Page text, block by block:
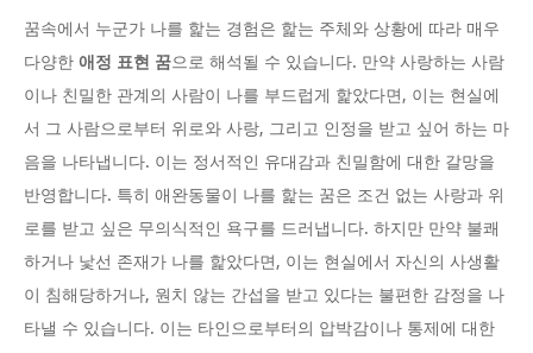
꿈속에서 누군가 나를 핥는 경험은 핥는 주체와 상황에 따라 매우
다양한 애정 표현 꿈으로 해석될 수 있습니다. 만약 사랑하는 사람
이나 친밀한 관계의 사람이 나를 부드럽게 핥았다면, 이는 현실에
서 그 사람으로부터 위로와 사랑, 그리고 인정을 받고 싶어 하는 마
음을 나타냅니다. 이는 정서적인 유대감과 친밀함에 대한 갈망을
반영합니다. 특히 애완동물이 나를 핥는 꿈은 조건 없는 사랑과 위
로를 받고 싶은 무의식적인 욕구를 드러냅니다. 하지만 만약 불쾌
하거나 낯선 존재가 나를 핥았다면, 이는 현실에서 자신의 사생활
이 침해당하거나, 원치 않는 간섭을 받고 있다는 불편한 감정을 나
타낼 수 있습니다. 이는 타인으로부터의 압박감이나 통제에 대한